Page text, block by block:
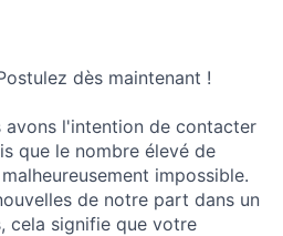
dès maintenant !
avons l'intention de contacter
que le nombre élevé de
impossible.
de notre part dans un
cela signifie que votre